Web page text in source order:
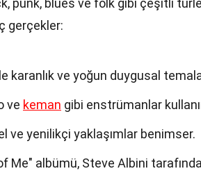
punk, blues ve folk gibi çeşitli
gerçekler:
karanlık ve yoğun duygusal
ve keman gibi enstrümanlar
ve yenilikçi yaklaşımlar benimser.
Me" albümü, Steve Albini